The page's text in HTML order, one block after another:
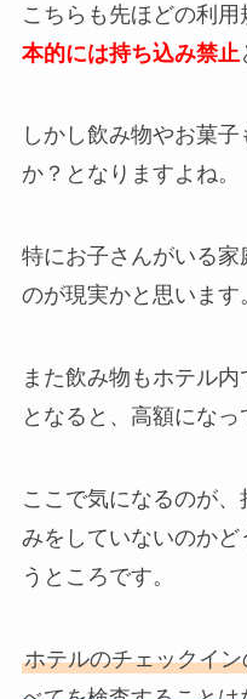
こちらも先ほどの利用
本的には持ち込み禁止
しかし飲み物やお菓
か？となりますよね。
特にお子さんがいる
のが現実かと思います
また飲み物もホテル
となると、高額になっ
ここで気になるのが
みをしていないのか
うところです。
ホテルのチェックイ